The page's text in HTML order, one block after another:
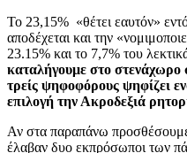
Το 23,15% «θέτει εαυτόν»
αποδέχεται και την
23.15% και το 7,7% του
καταλήγουμε στο
τρείς ψηφοφόρους ψηφίζει
επιλογή την Ακροδεξιά
Αν στα παραπάνω
έλαβαν δυο εκπρόσωποι των